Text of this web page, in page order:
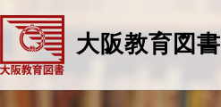
大阪教育図書